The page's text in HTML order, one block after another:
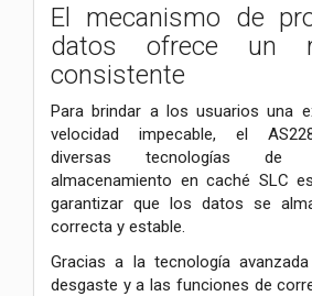
El mecanismo de
datos ofrece un
consistente
Para brindar a los usuarios una
velocidad impecable, el
diversas tecnologías de
almacenamiento en caché SLC
garantizar que los datos se
correcta y estable.
Gracias a la tecnología
desgaste y a las funciones de